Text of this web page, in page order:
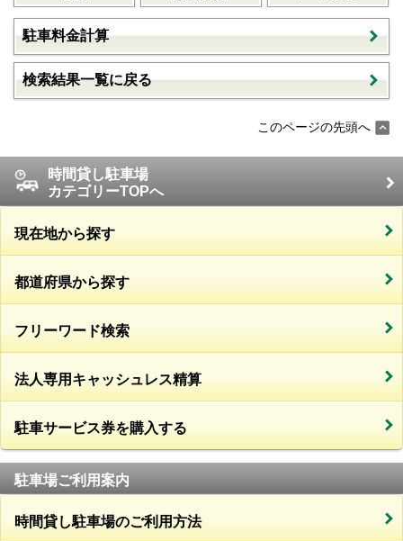
駐車料金計算
検索結果一覧に戻る
このページの先頭へ
時間貸し駐車場
カテゴリーTOPへ
現在地から探す
都道府県から探す
フリーワード検索
法人専用キャッシュレス精算
駐車サービス券を購入する
駐車場ご利用案内
時間貸し駐車場のご利用方法